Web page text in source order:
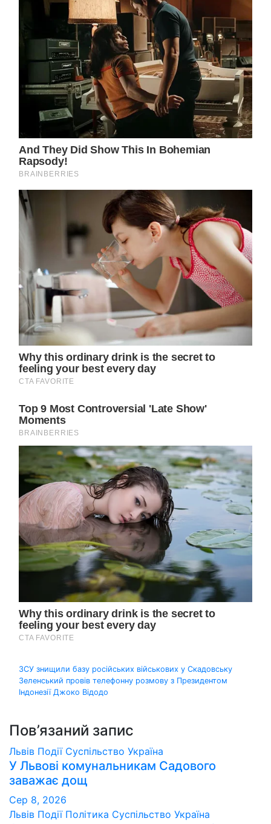
Навігація
записів
ЗСУ знищили базу російських військових у Скадовську
Зеленський провів телефонну розмову з Президентом
Індонезії Джоко Відодо
Пов’язаний запис
Львів Події Суспільство Україна
У Львові комунальникам Садового
заважає дощ
Сер 8, 2026
Львів Події Політика Суспільство Україна